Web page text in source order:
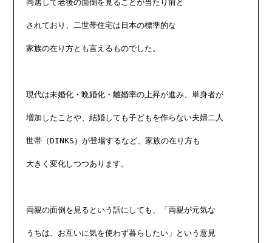
同居して老後の面倒を見ることが当たり前と
されており、二世帯住宅は日本の標準的な
家族の在り方とも言えるものでした。
現代は未婚化・晩婚化・離婚率の上昇が進み、単身者が
増加したことや、結婚しても子どもを作らない夫婦二人
世帯（DINKS）が登場するなど、家族の在り方も
大きく変化しつつあります。
両親の面倒を見るという話にしても、「両親が元気な
うちは、お互いに気を使わず暮らしたい」という意見